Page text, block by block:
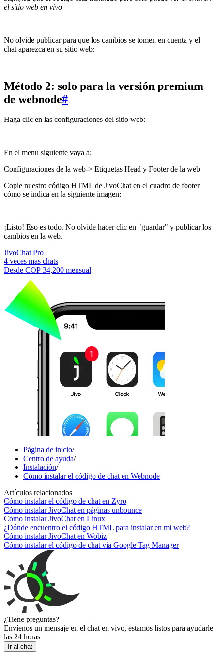
el sitio web en vivo
No olvide publicar para que los cambios se tomen en cuenta y el
chat aparezca en su sitio web:
Método 2: solo para la versión premium
de webnode#
Haga clic en las configuraciones del sitio web:
En el menu siguiente vaya a:
Configuraciones de la web-> Etiquetas Head y Footer de la web
Copie nuestro código HTML de JivoChat en el cuadro de footer
cómo se indica en la siguiente imagen:
¡Listo! Eso es todo. No olvide hacer clic en "guardar" y publicar los
cambios en la web.
JivoChat Pro
4 veces mas chats
Desde COP 34,200 mensual
Página de inicio/
Centro de ayuda/
Instalación/
Cómo instalar el código de chat en Webnode
Artículos relacionados
Cómo instalar el código de chat en Zyro
Cómo instalar JivoChat en páginas unbounce
Cómo instalar JivoChat en Linux
¿Dónde encuentro el código HTML para instalar en mi web?
Cómo instalar JivoChat en Wobiz
Cómo instalar el código de chat via Google Tag Manager
¿Tiene preguntas?
Envíenos un mensaje en el chat en vivo, estamos listos para ayudarle
las 24 horas
Ir al chat